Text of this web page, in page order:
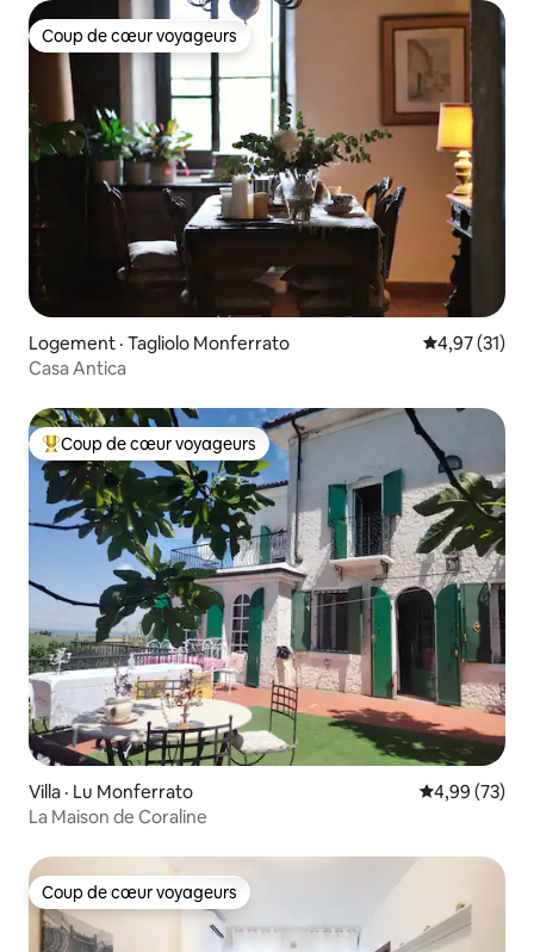
Coup de cœur voyageurs
Coup de cœur voyageurs
Logement · Tagliolo Monferrato Note
4,97 (31)
Casa Antica
Coup de cœur voyageurs parmi les plus aimés
Coup de cœur voyageurs
Villa · Lu Monferrato Note
4,99 (73)
La Maison de Coraline
Coup de cœur voyageurs
Coup de cœur voyageurs